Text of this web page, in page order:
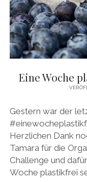
Eine Woche
Gestern war der
Herzlichen Dank
Tamara für die
Challenge und
Woche plastikfrei